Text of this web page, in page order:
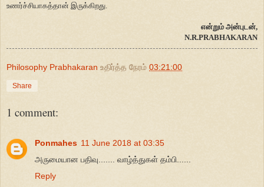
உணர்ச்சியாகத்தான் இருக்கிறது.
என்றும் அன்புடன்,
N.R.PRABHAKARAN
Philosophy Prabhakaran உதிர்த்த நேரம் 03:21:00
Share
1 comment:
Ponmahes 11 June 2018 at 03:35
அருமையான பதிவு....... வாழ்த்துகள் தம்பி......
Reply